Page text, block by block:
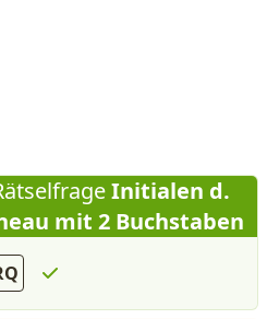
Initialen d.
mit 2 Buchstaben